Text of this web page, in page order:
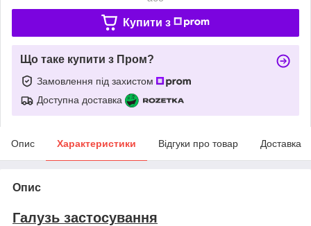
Купити з
Що таке купити з Пром?
Замовлення під захистом
Доступна доставка
Опис Характеристики Відгуки про товар Доставка
Опис
Галузь застосування